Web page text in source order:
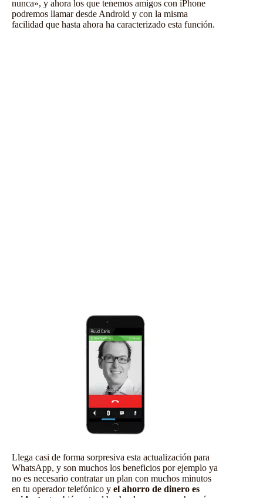
nunca», y ahora los que tenemos amigos con iPhone
podremos llamar desde Android y con la misma
facilidad que hasta ahora ha caracterizado esta función.
Llega casi de forma sorpresiva esta actualización para
WhatsApp, y son muchos los beneficios por ejemplo ya
no es necesario contratar un plan con muchos minutos
en tu operador telefónico y el ahorro de dinero es